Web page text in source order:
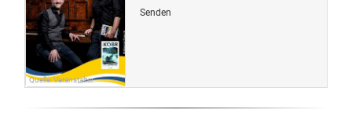
Quelle: Veranstalter
Senden